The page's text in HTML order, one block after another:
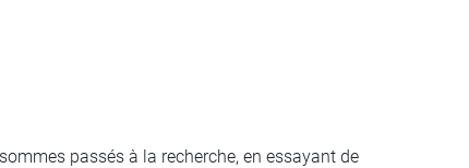
passés à la recherche, en essayant de